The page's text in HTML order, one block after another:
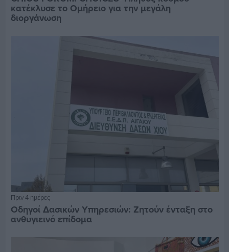
κατέκλυσε το Ομήρειο για την μεγάλη
διοργάνωση
Πριν 4 ημέρες
Οδηγοί Δασικών Υπηρεσιών: Ζητούν ένταξη στο
ανθυγιεινό επίδομα